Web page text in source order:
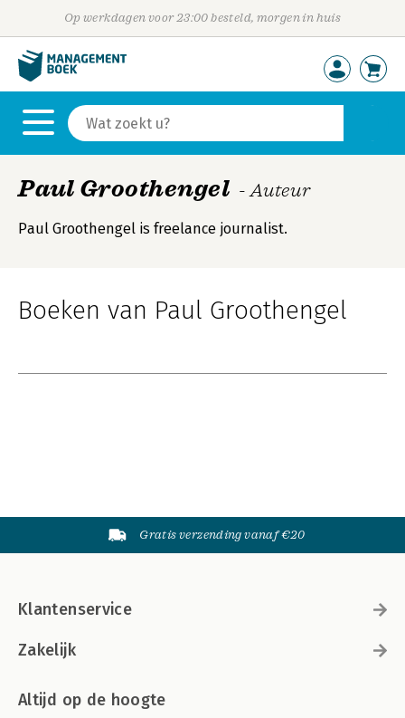
Op werkdagen voor 23:00 besteld, morgen in huis
Paul Groothengel - Auteur
Paul Groothengel is freelance journalist.
Boeken van Paul Groothengel
Gratis verzending vanaf €20
Klantenservice
Zakelijk
Altijd op de hoogte